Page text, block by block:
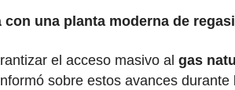
una planta moderna de
el acceso masivo al gas
sobre estos avances